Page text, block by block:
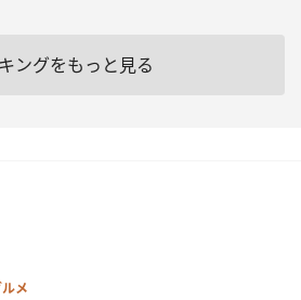
ングをもっと見る
メ